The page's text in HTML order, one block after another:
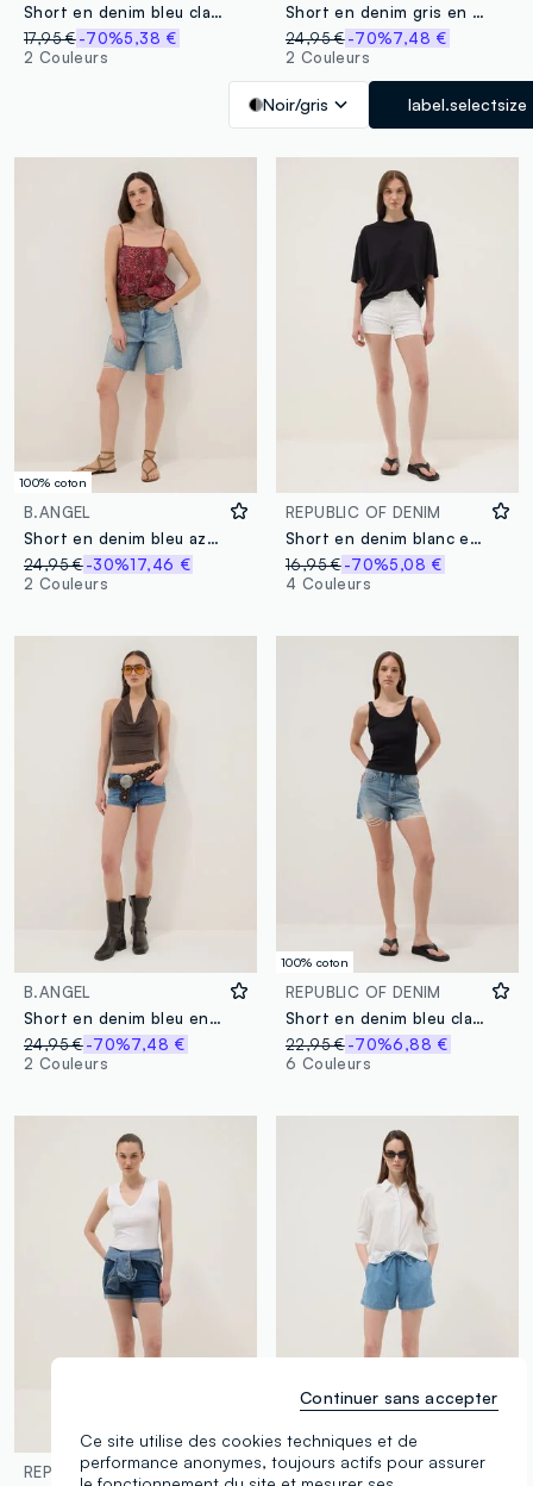
Short en denim bleu clair 100 % coton, taille élastiquée, coupe regular
17,95 €-70%5,38 €
2 Couleurs
Short en denim gris en coton stretch
24,95 € -70%7,48 €
2 Couleurs
Noir/gris label.selectsize
100% coton
B.ANGEL
Short en denim bleu azur pur coton coupe droite
24,95 €-30%17,46 €
2 Couleurs
REPUBLIC OF DENIM
Short en denim blanc en coton stretch, coupe regular
16,95 € -70%5,08 €
4 Couleurs
B.ANGEL
Short en denim bleu en coton stretch
24,95 €-70%7,48 €
2 Couleurs
100% coton
REPUBLIC OF DENIM
Short en denim bleu clair 100 % coton
22,95 € -70%6,88 €
6 Couleurs
REPUBLIC OF DENIM
100% coton
REPUBLIC OF DENIM
Ce site utilise des cookies techniques et de
performance anonymes, toujours actifs pour assurer
Continuer sans accepter